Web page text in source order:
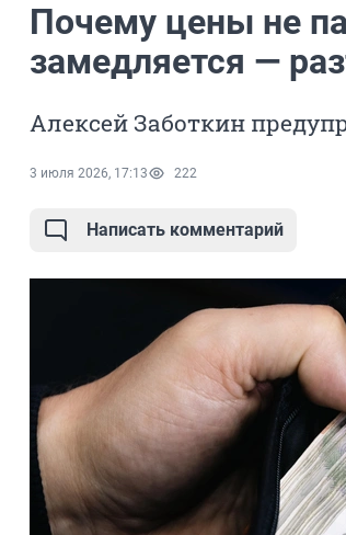
Почему цены не
замедляется —
Алексей Заботкин
3 июля 2026, 17:13 222
Написать комментарий